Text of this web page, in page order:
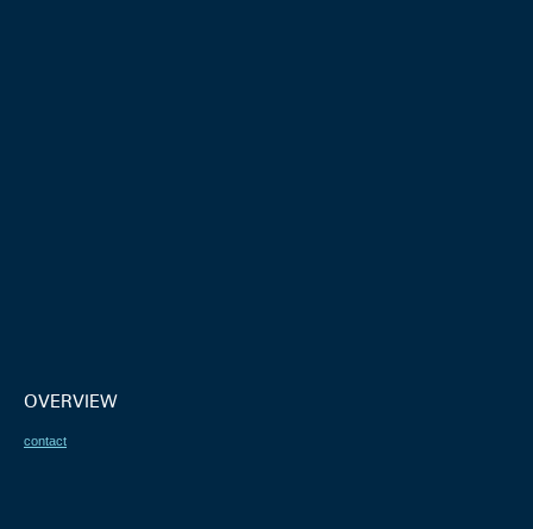
OVERVIEW
contact